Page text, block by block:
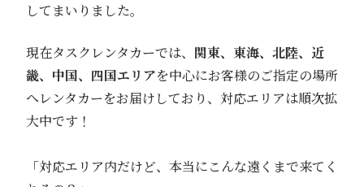
してまいりました。
現在タスクレンタカーでは、 関東、東海、北陸、近
畿、中国、四国エリアを中心にお客様のご指定の場所
へレンタカーをお届けしており、対応エリアは順次拡
大中です！
「対応エリア内だけど、本当にこんな遠くまで来てく